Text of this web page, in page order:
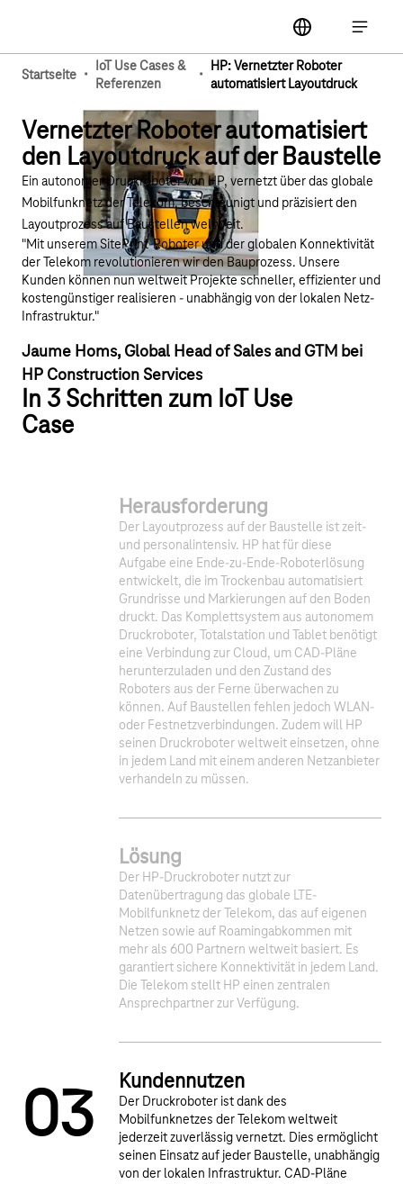
label
Startseite ·
IoT Use Cases &
Referenzen
·
HP: Vernetzter Roboter
automatisiert Layoutdruck
Vernetzter Roboter automatisiert
den Layoutdruck auf der Baustelle
Ein autonomer Druckroboter von HP, vernetzt über das globale
Mobilfunknetz der Telekom, beschleunigt und präzisiert den
Layoutprozess auf Baustellen weltweit.
"Mit unserem SitePrint-Roboter und der globalen Konnektivität
der Telekom revolutionieren wir den Bauprozess. Unsere
Kunden können nun weltweit Projekte schneller, effizienter und
kostengünstiger realisieren - unabhängig von der lokalen Netz-
Infrastruktur."
Jaume Homs, Global Head of Sales and GTM bei
HP Construction Services
In 3 Schritten zum IoT Use
Case
03
Herausforderung
Der Layoutprozess auf der Baustelle ist zeit-
und personalintensiv. HP hat für diese
Aufgabe eine Ende-zu-Ende-Roboterlösung
entwickelt, die im Trockenbau automatisiert
Grundrisse und Markierungen auf den Boden
druckt. Das Komplettsystem aus autonomem
Druckroboter, Totalstation und Tablet benötigt
eine Verbindung zur Cloud, um CAD-Pläne
herunterzuladen und den Zustand des
Roboters aus der Ferne überwachen zu
können. Auf Baustellen fehlen jedoch WLAN-
oder Festnetzverbindungen. Zudem will HP
seinen Druckroboter weltweit einsetzen, ohne
in jedem Land mit einem anderen Netzanbieter
verhandeln zu müssen.
Lösung
Der HP-Druckroboter nutzt zur
Datenübertragung das globale LTE-
Mobilfunknetz der Telekom, das auf eigenen
Netzen sowie auf Roamingabkommen mit
mehr als 600 Partnern weltweit basiert. Es
garantiert sichere Konnektivität in jedem Land.
Die Telekom stellt HP einen zentralen
Ansprechpartner zur Verfügung.
Kundennutzen
Der Druckroboter ist dank des
Mobilfunknetzes der Telekom weltweit
jederzeit zuverlässig vernetzt. Dies ermöglicht
seinen Einsatz auf jeder Baustelle, unabhängig
von der lokalen Infrastruktur. CAD-Pläne